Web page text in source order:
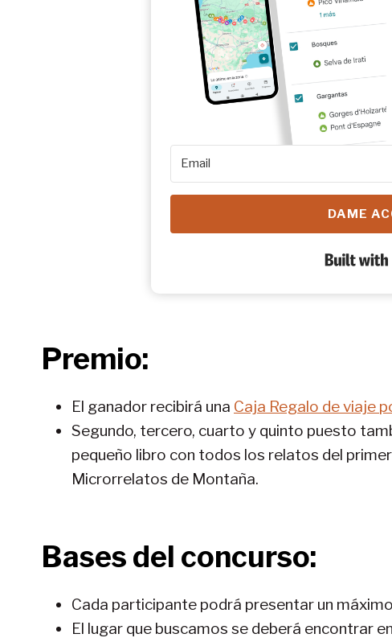
DAME
Premio:
El ganador recibirá una Caja Regalo de viaje
Segundo, tercero, cuarto y quinto puesto
pequeño libro con todos los relatos del
Microrrelatos de Montaña.
Bases del concurso:
Cada participante podrá presentar un
El lugar que buscamos se deberá encontrar